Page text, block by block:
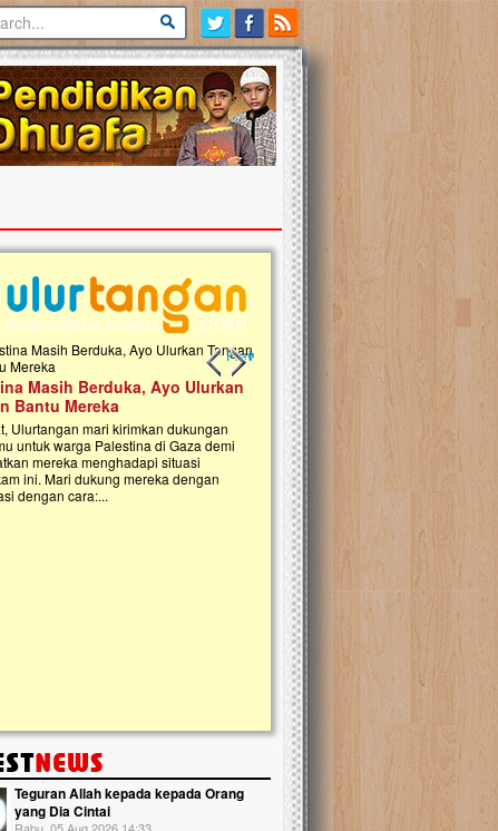
Previous slide
Next slide
Masih Berduka, Ayo Ulurkan
Bantu Mereka
Ulurtangan mari kirimkan dukungan
untuk warga Palestina di Gaza demi
mereka menghadapi situasi
ini. Mari dukung mereka dengan
dengan cara:...
Open Donasi Wakaf
Rumah Qur'an & TK Islam
Najjah di Jonggol
Saat ini, Ulurtangan bersama Yayasan
Najjahtul Islam Jonggol sedang merintis
pembangunan Rumah Qur’an dan
kanak Islam Terpadu (TKIT) An Najjah
Gedung Majelis Taklim di Jonggol,...
Teguran Allah kepada kepada Orang
yang Dia Cintai